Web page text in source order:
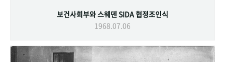
보건사회부와 스웨덴 SIDA 협정조인식
1968.07.06